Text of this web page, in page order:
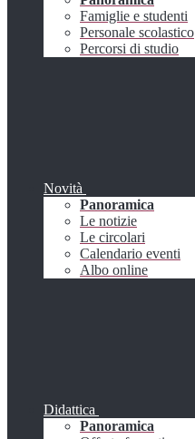
Famiglie e studenti
Personale scolastico
Percorsi di studio
Novità
Panoramica
Le notizie
Le circolari
Calendario eventi
Albo online
Didattica
Panoramica